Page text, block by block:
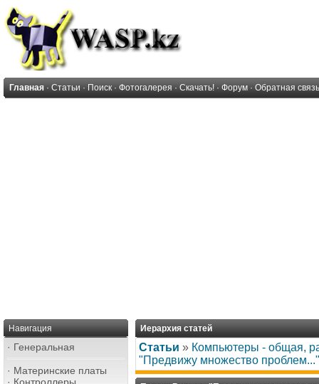
Главная · Статьи · Поиск · Фотогалерея · Скачать! · Форум · Обратная связь
Навигация
· Генеральная
· Материнские платы
Иерархия статей
Статьи » Компьютеры - общая,
"Предвижу множество проблем..."